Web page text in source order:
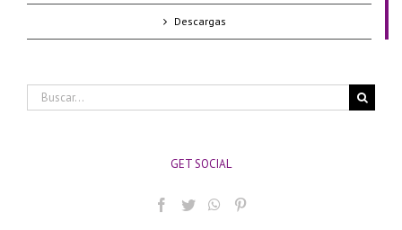
Descargas
Buscar:
GET SOCIAL